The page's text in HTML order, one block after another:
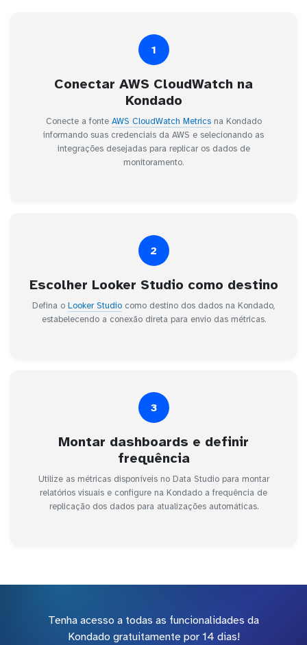
1
Conectar AWS CloudWatch na
Kondado
Conecte a fonte AWS CloudWatch Metricsna Kondado
informando suas credenciais da AWS e selecionando as
integrações desejadas para replicar os dados de
monitoramento.
2
Escolher Looker Studio como destino
Defina o Looker Studiocomo destino dos dados na Kondado,
estabelecendo a conexão direta para envio das métricas.
3
Montar dashboards e definir
frequência
Utilize as métricas disponíveis no Data Studio para montar
relatórios visuais e configure na Kondado a frequência de
replicação dos dados para atualizações automáticas.
Tenha acesso a todas as funcionalidades da
Kondado gratuitamente por 14 dias!